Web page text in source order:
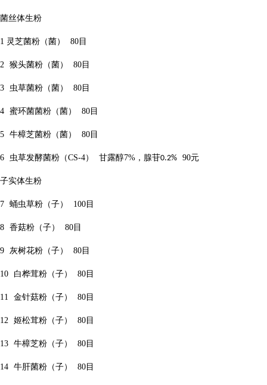
菌丝体生粉
1 灵芝菌粉（菌） 80 目
2 猴头菌粉（菌） 80 目
3 虫草菌粉（菌） 80 目
4 蜜环菌菌粉（菌） 80 目
5 牛樟芝菌粉（菌） 80 目
6 虫草发酵菌粉（CS-4） 甘露醇7% ，腺苷0.2% 90元
子实体生粉
7 蛹虫草粉（子） 100 目
8 香菇粉（子） 80 目
9 灰树花粉（子） 80 目
10 白桦茸粉（子） 80 目
11 金针菇粉（子） 80 目
12 姬松茸粉（子） 80 目
13 牛樟芝粉（子） 80 目
14 牛肝菌粉（子） 80 目